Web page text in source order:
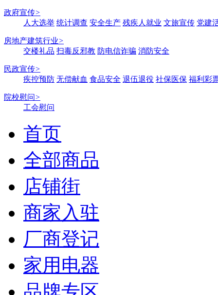
政府宣传>
人大选举 统计调查 安全生产 残疾人就业 文旅宣传 党建
房地产建筑行业>
交楼礼品 扫毒反邪教 防电信诈骗 消防安全
民政宣传>
疾控预防 无偿献血 食品安全 退伍退役 社保医保 福利彩
院校慰问>
工会慰问
首页
全部商品
店铺街
商家入驻
厂商登记
家用电器